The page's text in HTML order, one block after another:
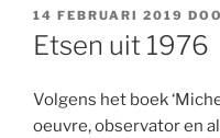
GEPLAATST
OP
14 FEBRUARI 2019
Etsen uit 1976
Volgens het boek
oeuvre, observator en